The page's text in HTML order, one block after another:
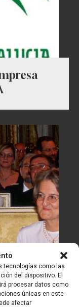
tecnologías como las
del dispositivo. El
procesar datos como
únicas en este
afectar
SGE